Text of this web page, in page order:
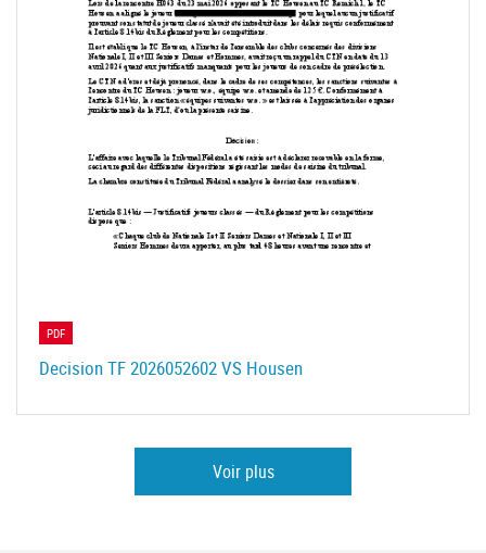
PDF
Decision TF 2026052602 VS Housen
Voir plus